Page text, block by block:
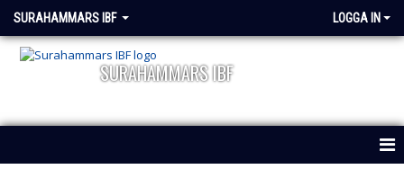
SURAHAMMARS IBF LOGGA IN
SURAHAMMARS IBF